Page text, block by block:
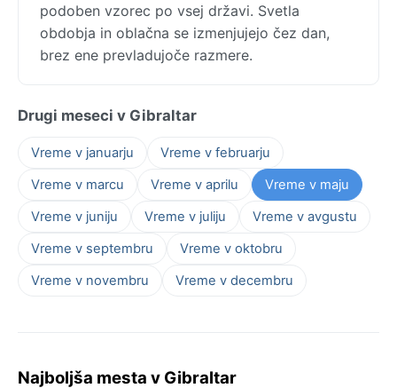
podoben vzorec po vsej državi. Svetla
obdobja in oblačna se izmenjujejo čez dan,
brez ene prevladujoče razmere.
Drugi meseci v Gibraltar
Vreme v januarju
Vreme v februarju
Vreme v marcu
Vreme v aprilu
Vreme v maju
Vreme v juniju
Vreme v juliju
Vreme v avgustu
Vreme v septembru
Vreme v oktobru
Vreme v novembru
Vreme v decembru
Najboljša mesta v Gibraltar